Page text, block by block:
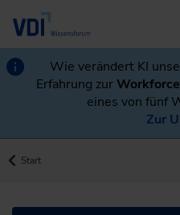
Wie verändert KI
Erfahrung zur
eines von fünf
Zur
Start